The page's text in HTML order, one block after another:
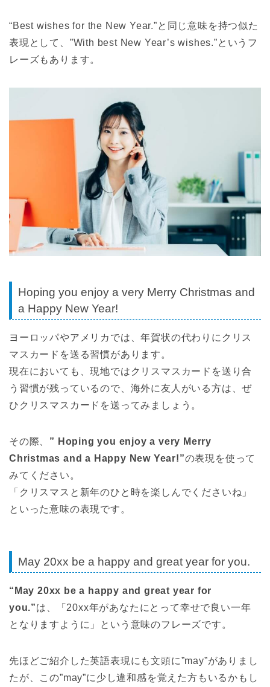
“Best wishes for the New Year.”と同じ意味を持つ似た
表現として、”With best New Year’s wishes.”というフ
レーズもあります。
Hoping you enjoy a very Merry Christmas and
a Happy New Year!
ヨーロッパやアメリカでは、年賀状の代わりにクリス
マスカードを送る習慣があります。
現在においても、現地ではクリスマスカードを送り合
う習慣が残っているので、海外に友人がいる方は、ぜ
ひクリスマスカードを送ってみましょう。
その際、 ” Hoping you enjoy a very Merry
Christmas and a Happy New Year!”の表現を使って
みてください。
「クリスマスと新年のひと時を楽しんでくださいね」
といった意味の表現です。
May 20xx be a happy and great year for you.
“May 20xx be a happy and great year for
you.”は、「20xx年があなたにとって幸せで良い一年
となりますように」という意味のフレーズです。
先ほどご紹介した英語表現にも文頭に”may”がありまし
たが、この”may”に少し違和感を覚えた方もいるかもし